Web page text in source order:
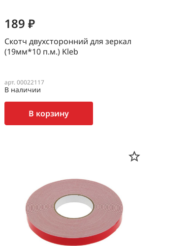
189 ₽
Скотч двухсторонний для зеркал
(19мм*10 п.м.) Kleb
арт. 00022117
В наличии
В корзину